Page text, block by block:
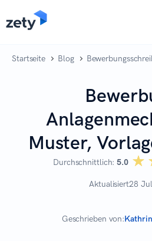
Startseite Blog
Muster,
Durchschnittlich:5.0
Aktualisiert28
Geschrieben von: